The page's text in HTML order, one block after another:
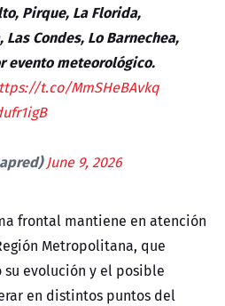
Pirque, La Florida,
Condes, Lo Barnechea,
evento meteorológico.
t.co/MmSHeBAvkq
June 9, 2026
frontal mantiene en atención
Metropolitana, que
evolución y el posible
en distintos puntos del